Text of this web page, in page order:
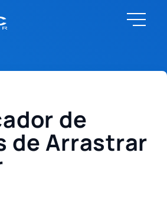
de
de Arrastrar